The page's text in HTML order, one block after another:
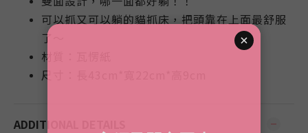
可以抓又可以躺的貓抓床，把頭靠在上面最舒服
了～
材質：瓦愣紙
尺寸：長43
ADDITIONAL DETAILS